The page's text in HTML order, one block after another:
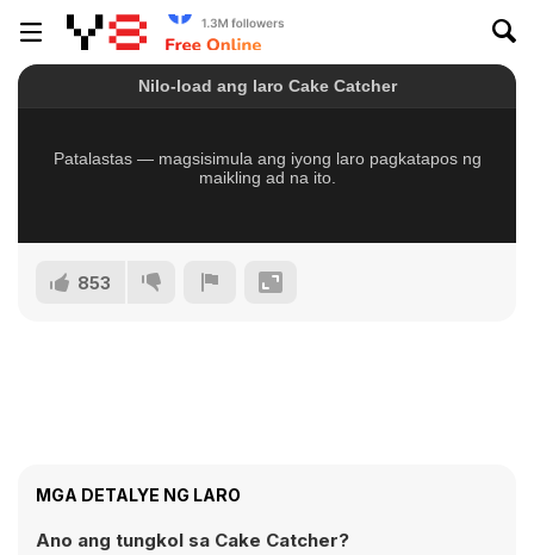
853
MGA DETALYE NG LARO
Ano ang tungkol sa Cake Catcher?